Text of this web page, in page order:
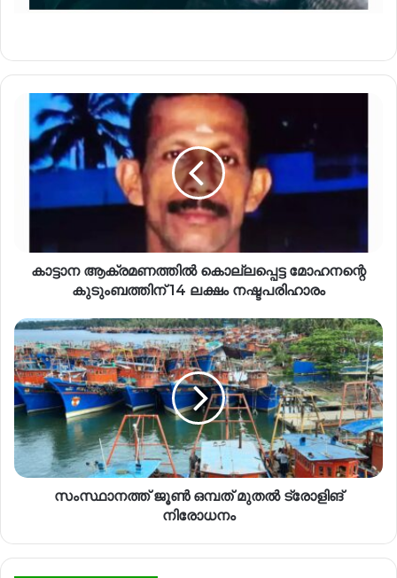
കാട്ടാന ആക്രമണത്തിൽ കൊല്ലപ്പെട്ട മോഹനന്റെ
കുടുംബത്തിന് 14 ലക്ഷം നഷ്ടപരിഹാരം
സംസ്ഥാനത്ത് ജൂൺ ഒമ്പത് മുതൽ ട്രോളിങ്
നിരോധനം